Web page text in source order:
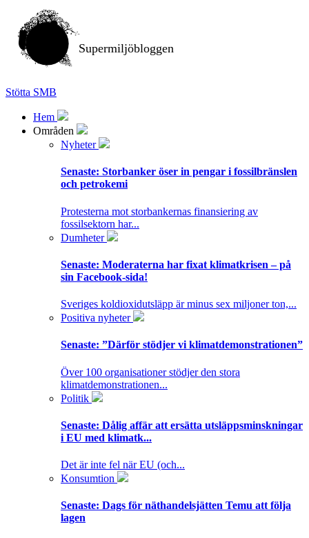
Supermiljöbloggen
Stötta SMB
Hem
Områden
Nyheter
Senaste: Storbanker öser in pengar i fossilbränslen
och petrokemi
Protesterna mot storbankernas finansiering av
fossilsektorn har...
Dumheter
Senaste: Moderaterna har fixat klimatkrisen – på
sin Facebook-sida!
Sveriges koldioxidutsläpp är minus sex miljoner ton,...
Positiva nyheter
Senaste: ”Därför stödjer vi klimatdemonstrationen”
Över 100 organisationer stödjer den stora
klimatdemonstrationen...
Politik
Senaste: Dålig affär att ersätta utsläppsminskningar
i EU med klimatk...
Det är inte fel när EU (och...
Konsumtion
Senaste: Dags för näthandelsjätten Temu att följa
lagen